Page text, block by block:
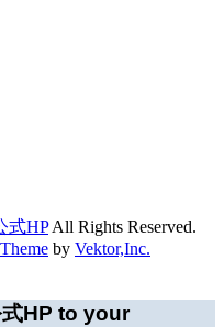
式HPAll Rights Reserved.
by Vektor,Inc.
HP to your